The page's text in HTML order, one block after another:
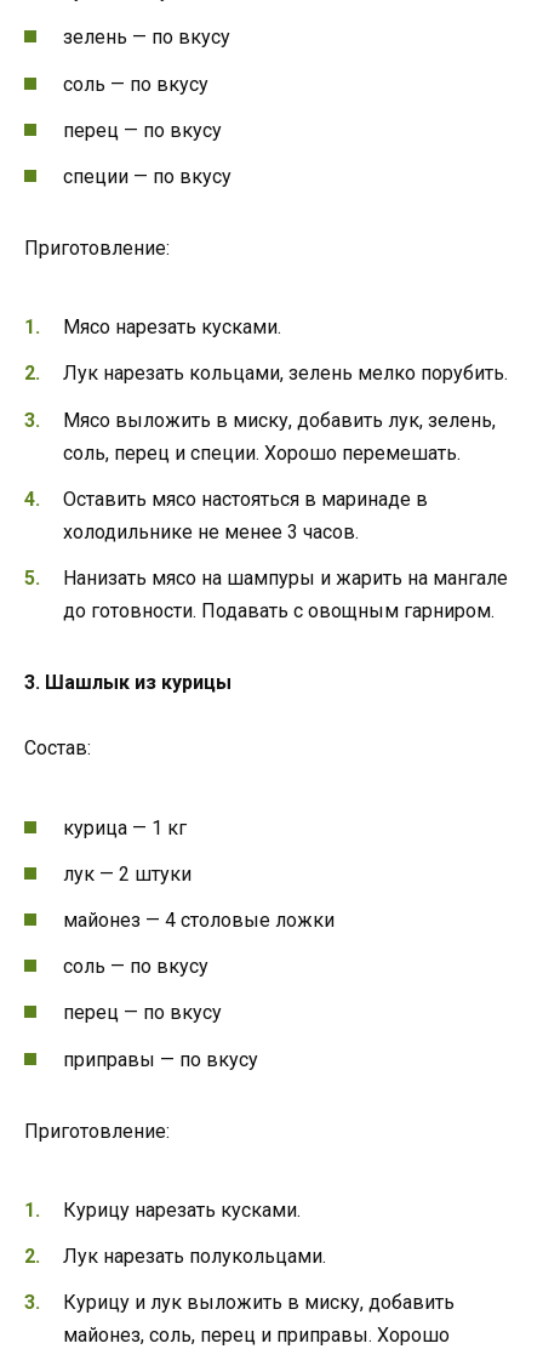
зелень — по вкусу
соль — по вкусу
перец — по вкусу
специи — по вкусу
Приготовление:
Мясо нарезать кусками.
Лук нарезать кольцами, зелень мелко порубить.
Мясо выложить в миску, добавить лук, зелень,
соль, перец и специи. Хорошо перемешать.
Оставить мясо настояться в маринаде в
холодильнике не менее 3 часов.
Нанизать мясо на шампуры и жарить на мангале
до готовности. Подавать с овощным гарниром.
3. Шашлык из курицы
Состав:
курица — 1 кг
лук — 2 штуки
майонез — 4 столовые ложки
соль — по вкусу
перец — по вкусу
приправы — по вкусу
Приготовление:
Курицу нарезать кусками.
Лук нарезать полукольцами.
Курицу и лук выложить в миску, добавить
майонез, соль, перец и приправы. Хорошо